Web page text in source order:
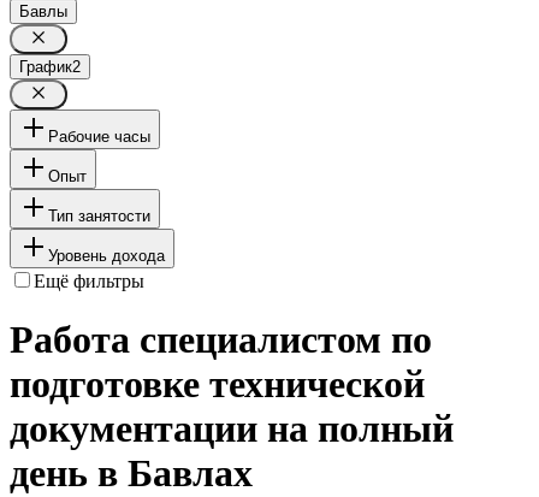
Бавлы
График2
Рабочие часы
Опыт
Тип занятости
Уровень дохода
Ещё фильтры
Работа специалистом по
подготовке технической
документации на полный
день в Бавлах